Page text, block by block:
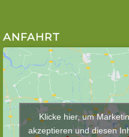
ANFAHRT
Klicke hier, um
akzeptieren und diesen